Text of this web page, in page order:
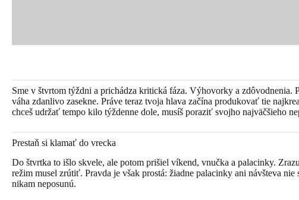
Sme v štvrtom týždni a prichádza kritická fáza. Výhovorky a zdôvodnenia.
váha zdanlivo zasekne. Práve teraz tvoja hlava začína produkovať tie
chceš udržať tempo kilo týždenne dole, musíš poraziť svojho najväčšieho
Prestaň si klamať do vrecka
Do štvrtka to išlo skvele, ale potom prišiel víkend, vnučka a palacinky.
režim musel zrútiť. Pravda je však prostá: žiadne palacinky ani návšteva
nikam neposunú.